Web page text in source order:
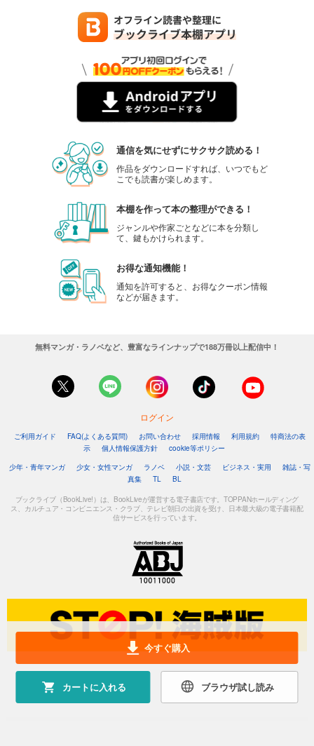
今すぐ購入
カートに入れる ブラウザ試し読み
通信を気にせずにサクサク読める！
作品をダウンロードすれば、いつでもど
こでも読書が楽しめます。
本棚を作って本の整理ができる！
ジャンルや作家ごとなどに本を分類し
て、鍵もかけられます。
お得な通知機能！
通知を許可すると、お得なクーポン情報
などが届きます。
無料マンガ・ラノベなど、豊富なラインナップで188万冊以上配信中！
ログイン
ご利用ガイド FAQ(よくある質問) お問い合わせ 採用情報 利用規約
特商法の表
示
個人情報保護方針
cookie等ポリシー
少年・青年マンガ
少女・女性マンガ ラノベ 小説・文芸 ビジネス・実用
雑誌・写
真集
TL BL
ブックライブ（BookLive!）は、BookLiveが運営する電子書店です。TOPPANホールディング
ス、カルチュア・コンビニエンス・クラブ、テレビ朝日の出資を受け、日本最大級の電子書籍配
信サービスを行っています。